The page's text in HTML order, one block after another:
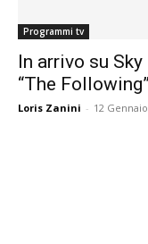
Programmi tv
In arrivo su
“The Following”
Loris Zanini - 12